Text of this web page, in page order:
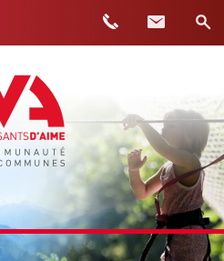
Téléphone Contact